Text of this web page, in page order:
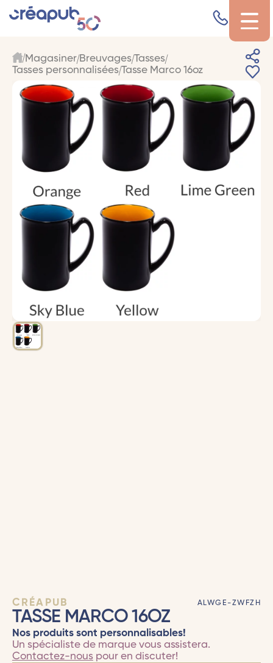
Magasiner Breuvages Tasses
Tasses personnalisées Tasse Marco 16oz
CRÉAPUB ALWGE-ZWFZH
TASSE MARCO 16OZ
Nos produits sont personnalisables!
Un spécialiste de marque vous assistera.
Contactez-nouspour en discuter!